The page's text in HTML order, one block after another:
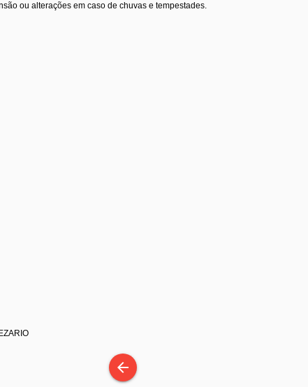
ou alterações em caso de chuvas e tempestades.
arrow_back